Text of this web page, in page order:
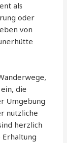
als
oder
von
die
Umgebung
nützliche
herzlich